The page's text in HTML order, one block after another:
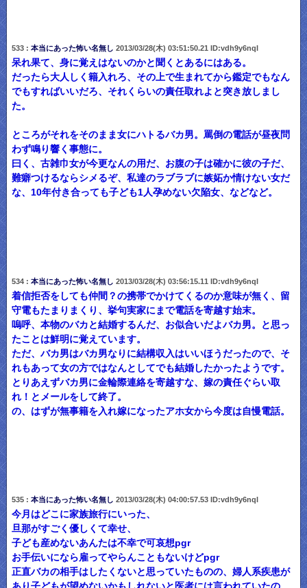
533 : 本当にあった怖い名無し 2013/03/28(木) 03:51:50.21 ID:vdh9y6nqI
呆れ果て、身に覚えはないのかと聞くとあるにはある。
だったら大人しく籍入れろ、その上で生まれてから鑑定でもなん
でもすればいいだろ、それくらいの責任取れよと突き放しまし
た。
ところがそれをそのまま女にハトるバカ男。罵倒の電話が昼夜問
わず鳴り響く事態に。
曰く、古雑巾女が今更なんの用だ、お腹の子は確かに彼の子だ、
難癖つけるならシメるぞ、私達のラブラブに嫉妬か情けない女だ
な、10年付き合っても子ども1人孕めない欠陥女、などなど。
534 : 本当にあった怖い名無し 2013/03/28(木) 03:56:15.11 ID:vdh9y6nqI
着信拒否をしても仲間？の携帯でかけてくるのか意味が無く、留
守電もたまりまくり、挙句実家にまで電話を寄越す始末。
嗚呼、本物のバカと結婚するんだ、お似合いだよバカ男。と思っ
たことは鮮明に覚えています。
ただ、バカ男はバカ男なりに結構収入はいいほうだったので、そ
れもあって女の方ではなんとしてでも結婚したかったようです。
とりあえずバカ男に金輪際連絡を寄越すな、嫁の責任ぐらい取
れ！とメールをして終了。
の、はずが無事籍を入れ嫁になったアホ女から今度は自慢電話。
535 : 本当にあった怖い名無し 2013/03/28(木) 04:00:57.53 ID:vdh9y6nqI
今月はどこに家族旅行にいった、
旦那がすごく優しくて幸せ、
子ども産めないあんたは不幸で可哀想pgr
お手伝いになら雇ってやらんこともないけどpgr
正直バカの相手はしたくないと思っていたものの、婦人系疾患が